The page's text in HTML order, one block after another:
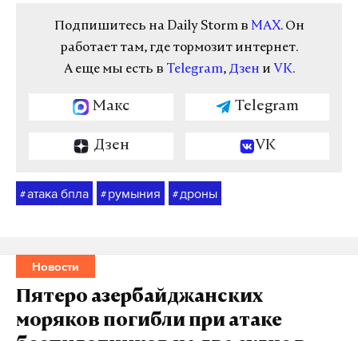
Подпишитесь на Daily Storm в MAX. Он
работает там, где тормозит интернет.
А еще мы есть в Telegram, Дзен и VK.
Макс Telegram
Дзен VK
#атака бпла # румыния # дроны
Новости
Пятеро азербайджанских
моряков погибли при атаке